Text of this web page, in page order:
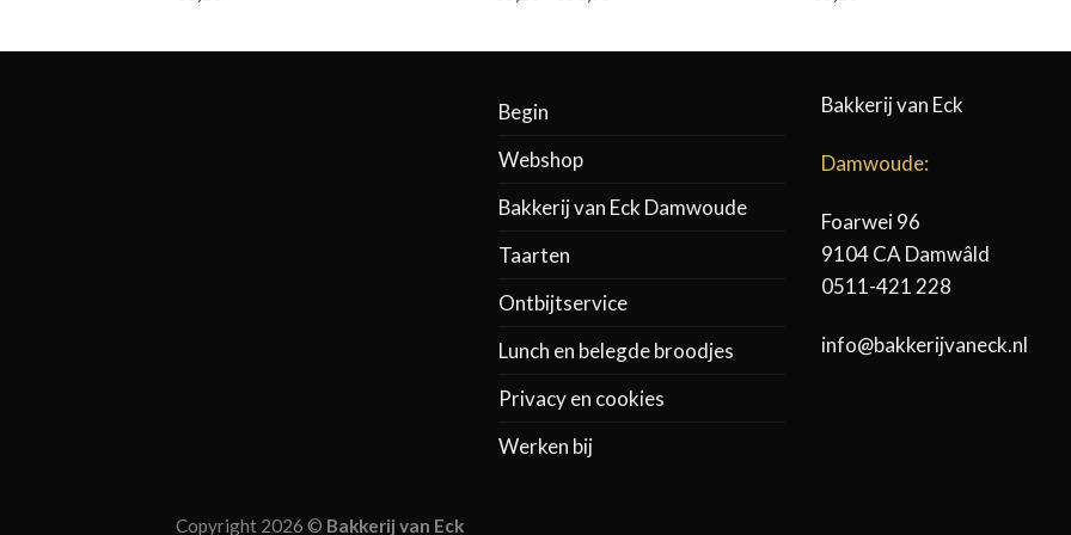
Begin
Webshop
Bakkerij van Eck Damwoude
Taarten
Ontbijtservice
Lunch en belegde broodjes
Privacy en cookies
Werken bij
Bakkerij van Eck
Damwoude:
Foarwei 96
9104 CA Damwâld
0511-421 228
info@bakkerijvaneck.nl
Copyright 2026 © Bakkerij van Eck